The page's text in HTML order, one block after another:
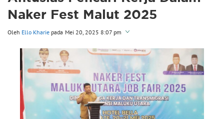
Naker Fest Malut 2025
Oleh Ello Kharie pada Mei 20, 2025 8:07 pm